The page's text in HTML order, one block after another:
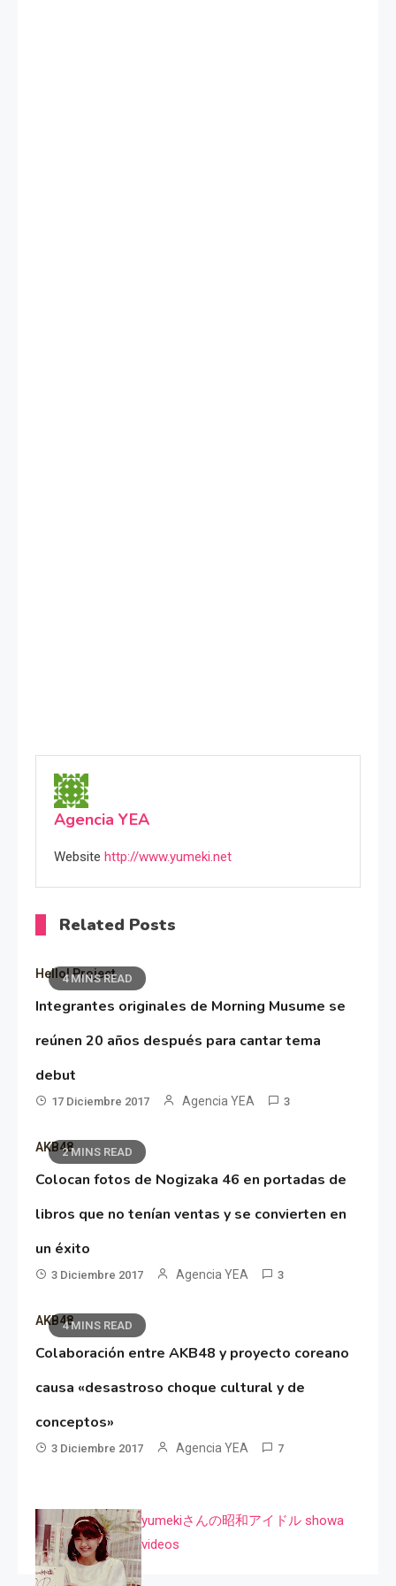
Agencia YEA
Website http://www.yumeki.net
Related Posts
4 MINS READ
Hello! Project
Integrantes originales de Morning Musume se
reúnen 20 años después para cantar tema
debut
17 Diciembre 2017 Agencia YEA 3
2 MINS READ
AKB48
Colocan fotos de Nogizaka 46 en portadas de
libros que no tenían ventas y se convierten en
un éxito
3 Diciembre 2017 Agencia YEA 3
4 MINS READ
AKB48
Colaboración entre AKB48 y proyecto coreano
causa «desastroso choque cultural y de
conceptos»
3 Diciembre 2017 Agencia YEA 7
yumekiさんの昭和アイドル showa
videos